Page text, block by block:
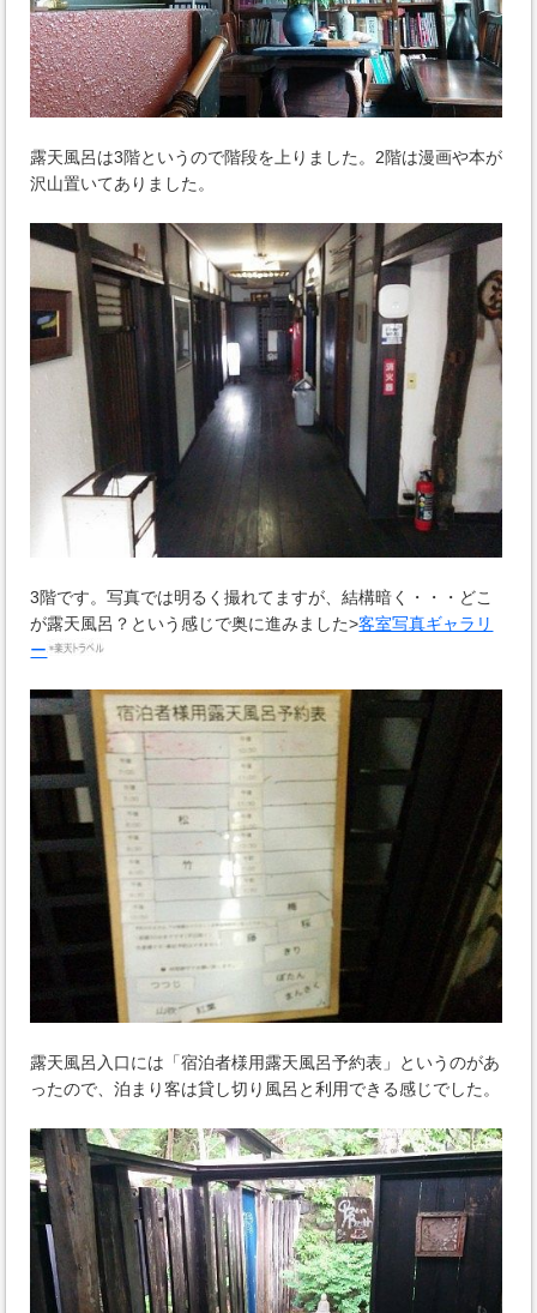
露天風呂は3階というので階段を上りました。2階は漫画や本が
沢山置いてありました。
3階です。写真では明るく撮れてますが、結構暗く・・・どこ
が露天風呂？という感じで奥に進みました>客室写真ギャラリ
ー
露天風呂入口には「宿泊者様用露天風呂予約表」というのがあ
ったので、泊まり客は貸し切り風呂と利用できる感じでした。